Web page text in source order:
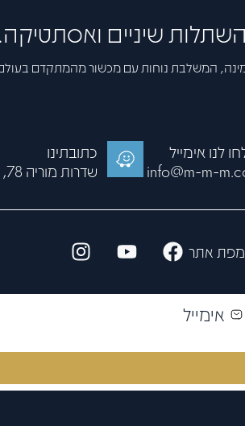
השתלות שיניים ואסתטיקה.
המשלבת נוחות עם מכשור מהמתקדם
לנו אימייל
info@m-m-
כתובתינו
שדרות מוריה 78, חיפה.
מפת אתר